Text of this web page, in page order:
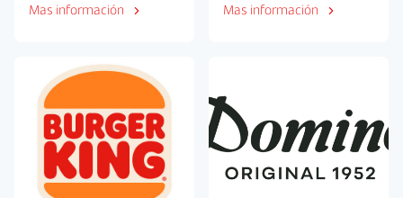
Mas información Mas información